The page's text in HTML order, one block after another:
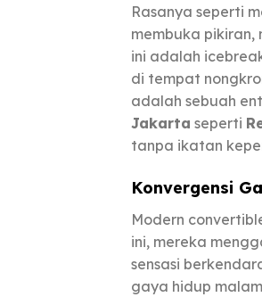
Rasanya seperti
membuka
ini adalah
di tempat
adalah sebuah
Jakarta seperti
tanpa ikatan
Konvergensi
Modern
ini, mereka
sensasi
gaya hidup